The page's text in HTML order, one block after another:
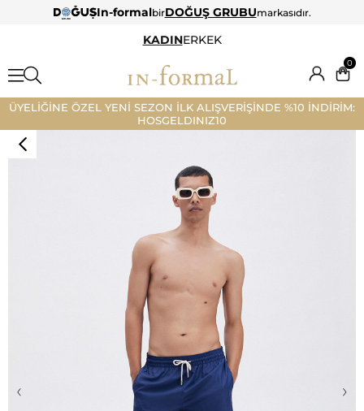
In-formalbirDOĞUŞ GRUBUmarkasıdır.
KADINERKEK
0
ÜYELİĞİNE ÖZEL YENİ SEZON İLK ALIŞVERİŞİNDE %10 İNDİRİM:
HOSGELDINIZ10
‹ ›